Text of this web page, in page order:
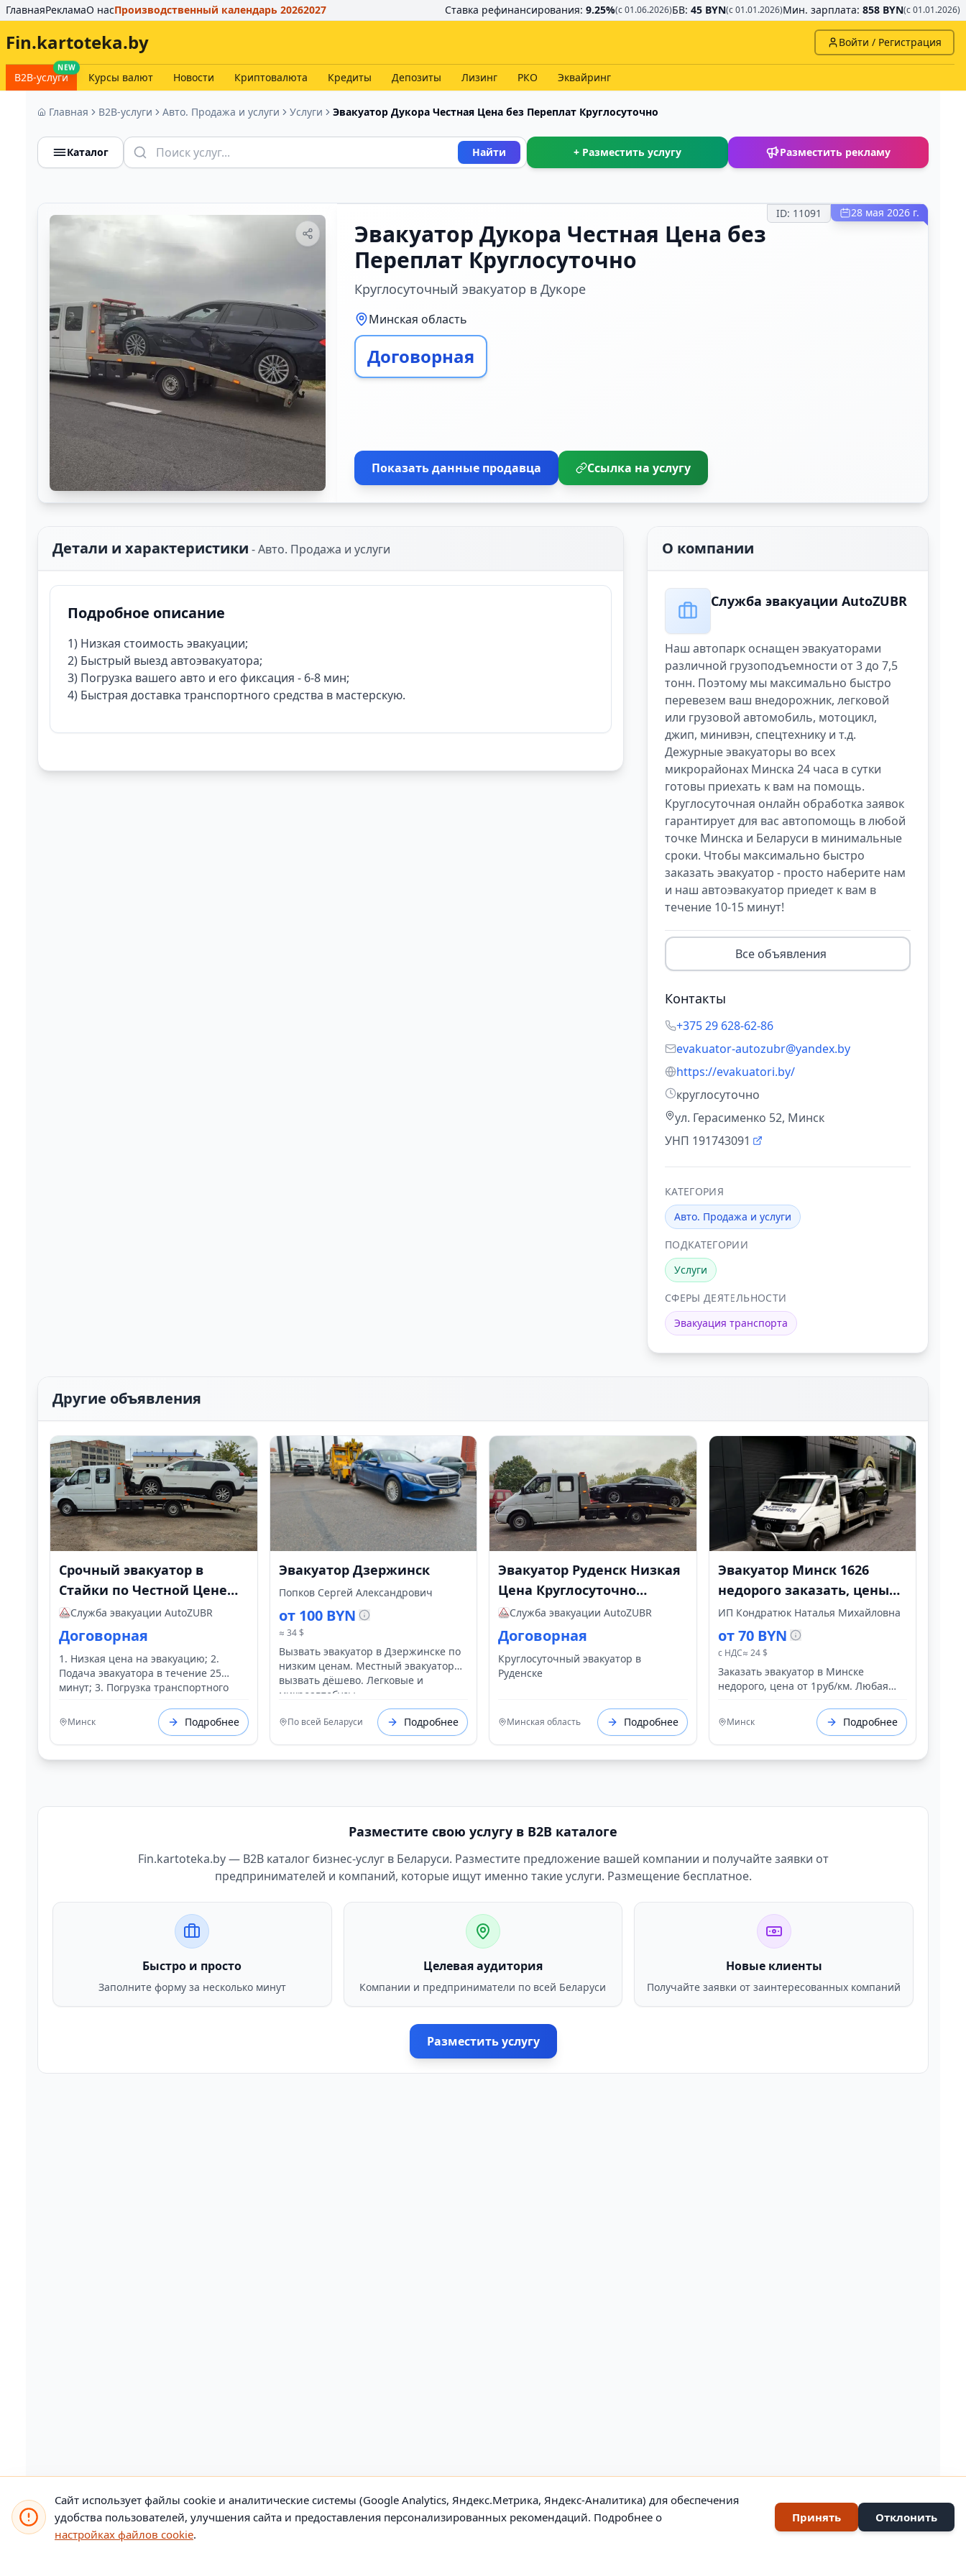
ГлавнаяРекламаО насПроизводственный календарь 20262027 Ставка рефинансирования: 9.25%(с 01.06.2026)БВ: 45 BYN(с 01.01.2026)Мин. зарплата: 858 BYN(с 01.01.2026)
Fin.kartoteka.by Войти / Регистрация
NEW
B2B-услуги Курсы валют Новости Криптовалюта Кредиты Депозиты Лизинг РКО Эквайринг
Главная B2B-услуги Авто. Продажа и услуги Услуги Эвакуатор Дукора Честная Цена без Переплат Круглосуточно
Каталог Найти + Разместить услугу Разместить рекламу
ID: 11091 28 мая 2026 г.
Эвакуатор Дукора Честная Цена без
Переплат Круглосуточно
Круглосуточный эвакуатор в Дукоре
Минская область
Договорная
Показать данные продавца Ссылка на услугу
Детали и характеристики -Авто. Продажа и услуги
Подробное описание
1) Низкая стоимость эвакуации;
2) Быстрый выезд автоэвакуатора;
3) Погрузка вашего авто и его фиксация - 6-8 мин;
4) Быстрая доставка транспортного средства в мастерскую.
О компании
Служба эвакуации AutoZUBR
Наш автопарк оснащен эвакуаторами
различной грузоподъемности от 3 до 7,5
тонн. Поэтому мы максимально быстро
перевезем ваш внедорожник, легковой
или грузовой автомобиль, мотоцикл,
джип, минивэн, спецтехнику и т.д.
Дежурные эвакуаторы во всех
микрорайонах Минска 24 часа в сутки
готовы приехать к вам на помощь.
Круглосуточная онлайн обработка заявок
гарантирует для вас автопомощь в любой
точке Минска и Беларуси в минимальные
сроки. Чтобы максимально быстро
заказать эвакуатор - просто наберите нам
и наш автоэвакуатор приедет к вам в
течение 10-15 минут!
Все объявления
Контакты
+375 29 628-62-86
evakuator-autozubr@yandex.by
https://evakuatori.by/
круглосуточно
ул. Герасименко 52, Минск
УНП 191743091
КАТЕГОРИЯ
Авто. Продажа и услуги
ПОДКАТЕГОРИИ
Услуги
СФЕРЫ ДЕЯТЕЛЬНОСТИ
Эвакуация транспорта
Другие объявления
Срочный эвакуатор в
Стайки по Честной Цене
без Переплат
Служба эвакуации AutoZUBR
Договорная
1. Низкая цена на эвакуацию; 2.
Подача эвакуатора в течение 25
минут; 3. Погрузка транспортного
доставка вашего авто из точки А в
точку Б.
Минск Подробнее
Эвакуатор Дзержинск
Попков Сергей Александрович
от 100 BYN
≈ 34 $
Вызвать эвакуатор в Дзержинске по
низким ценам. Местный эвакуатор
вызвать дёшево. Легковые и
микроавтобусы.
По всей Беларуси Подробнее
Эвакуатор Руденск Низкая
Цена Круглосуточно
Быстро
Служба эвакуации AutoZUBR
Договорная
Круглосуточный эвакуатор в
Руденске
Минская область Подробнее
Эвакуатор Минск 1626
недорого заказать, цены
от 30 руб evakuator-
minsk1626.by
ИП Кондратюк Наталья Михайловна
от 70 BYN
с НДС≈ 24 $
Заказать эвакуатор в Минске
недорого, цена от 1руб/км. Любая
круглосуточно 24/7. Срочный выезд.
Ближайший эвакуатор: 5 км Услуги
эвакуатора для любого транспорта.
https://evakuator-minsk1626.by/
Минск Подробнее
Разместите свою услугу в B2B каталоге
Fin.kartoteka.by — B2B каталог бизнес-услуг в Беларуси. Разместите предложение вашей компании и получайте заявки от
предпринимателей и компаний, которые ищут именно такие услуги. Размещение бесплатное.
Быстро и просто
Заполните форму за несколько минут
Целевая аудитория
Компании и предприниматели по всей Беларуси
Новые клиенты
Получайте заявки от заинтересованных компаний
Разместить услугу
Сайт использует файлы cookie и аналитические системы (Google Analytics, Яндекс.Метрика, Яндекс-Аналитика) для обеспечения
удобства пользователей, улучшения сайта и предоставления персонализированных рекомендаций. Подробнее о
настройках файлов cookie.
Принять Отклонить